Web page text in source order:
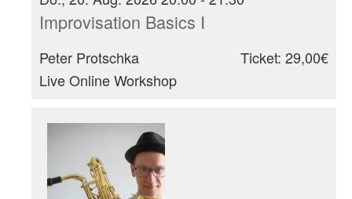
Improvisation Basics I
Peter Protschka
Live Online Workshop
Ticket: 29,00€